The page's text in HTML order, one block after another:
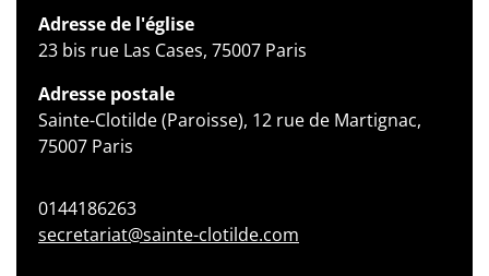
Adresse de l'église
23 bis rue Las Cases, 75007 Paris
Adresse postale
Sainte-Clotilde (Paroisse), 12 rue de Martignac,
75007 Paris
0144186263
secretariat@sainte-clotilde.com